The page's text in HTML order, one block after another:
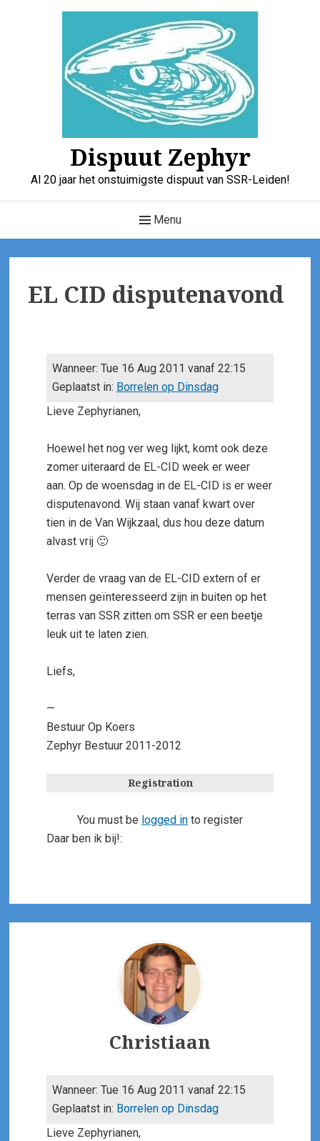
Dispuut Zephyr
Al 20 jaar het onstuimigste dispuut van SSR-Leiden!
Navigation
Menu
EL CID disputenavond
Wanneer: Tue 16 Aug 2011 vanaf 22:15
Geplaatst in: Borrelen op Dinsdag
Lieve Zephyrianen,
Hoewel het nog ver weg lijkt, komt ook deze
zomer uiteraard de EL-CID week er weer
aan. Op de woensdag in de EL-CID is er weer
disputenavond. Wij staan vanaf kwart over
tien in de Van Wijkzaal, dus hou deze datum
alvast vrij 🙂
Verder de vraag van de EL-CID extern of er
mensen geïnteresseerd zijn in buiten op het
terras van SSR zitten om SSR er een beetje
leuk uit te laten zien.
Liefs,
—
Bestuur Op Koers
Zephyr Bestuur 2011-2012
Registration
You must be logged in to register
Daar ben ik bij!:
Author
Christiaan
Wanneer: Tue 16 Aug 2011 vanaf 22:15
Geplaatst in: Borrelen op Dinsdag
Lieve Zephyrianen,